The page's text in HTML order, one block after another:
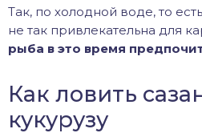
Так, по холодной воде, то
не так привлекательна для
рыба в это время
Как ловить
кукурузу